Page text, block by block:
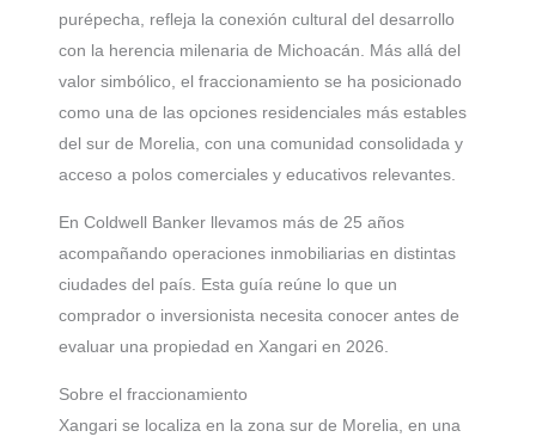
purépecha, refleja la conexión cultural del desarrollo
con la herencia milenaria de Michoacán. Más allá del
valor simbólico, el fraccionamiento se ha posicionado
como una de las opciones residenciales más estables
del sur de Morelia, con una comunidad consolidada y
acceso a polos comerciales y educativos relevantes.
En Coldwell Banker llevamos más de 25 años
acompañando operaciones inmobiliarias en distintas
ciudades del país. Esta guía reúne lo que un
comprador o inversionista necesita conocer antes de
evaluar una propiedad en Xangari en 2026.
Sobre el fraccionamiento
Xangari se localiza en la zona sur de Morelia, en una